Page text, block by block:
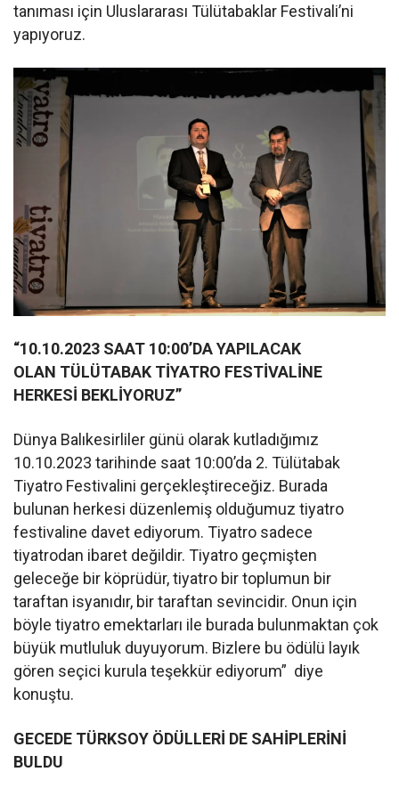
tanıması için Uluslararası Tülütabaklar Festivali’ni
yapıyoruz.
“10.10.2023 SAAT 10:00’DA YAPILACAK
OLAN TÜLÜTABAK TİYATRO FESTİVALİNE
HERKESİ BEKLİYORUZ”
Dünya Balıkesirliler günü olarak kutladığımız
10.10.2023 tarihinde saat 10:00’da 2. Tülütabak
Tiyatro Festivalini gerçekleştireceğiz. Burada
bulunan herkesi düzenlemiş olduğumuz tiyatro
festivaline davet ediyorum. Tiyatro sadece
tiyatrodan ibaret değildir. Tiyatro geçmişten
geleceğe bir köprüdür, tiyatro bir toplumun bir
taraftan isyanıdır, bir taraftan sevincidir. Onun için
böyle tiyatro emektarları ile burada bulunmaktan çok
büyük mutluluk duyuyorum. Bizlere bu ödülü layık
gören seçici kurula teşekkür ediyorum” diye
konuştu.
GECEDE TÜRKSOY ÖDÜLLERİ DE SAHİPLERİNİ
BULDU